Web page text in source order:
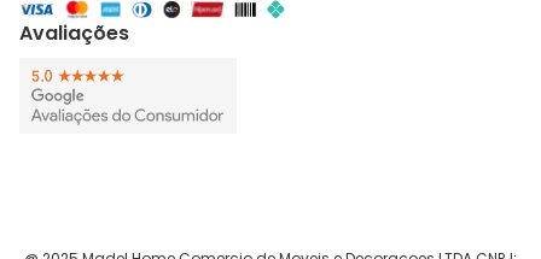
Avaliações